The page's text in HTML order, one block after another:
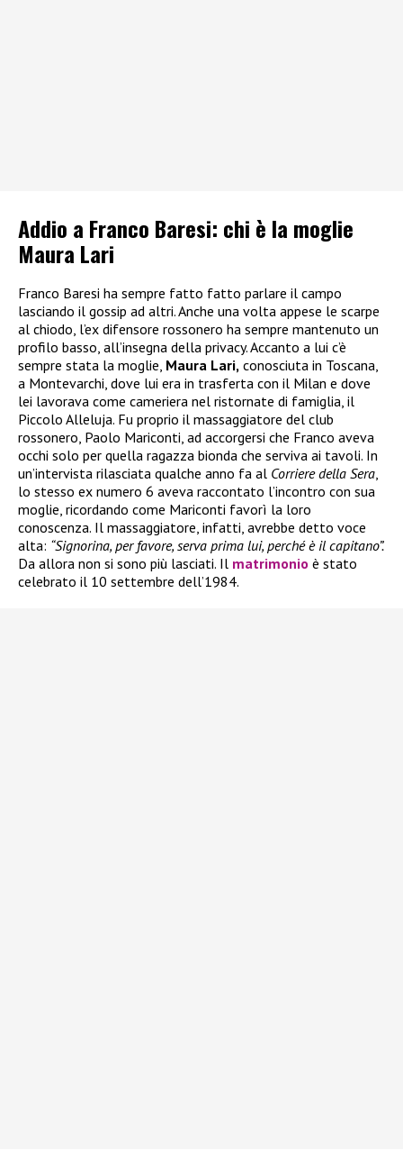
Addio a Franco Baresi: chi è la moglie
Maura Lari
Franco Baresi ha sempre fatto fatto parlare il campo
lasciando il gossip ad altri. Anche una volta appese le scarpe
al chiodo, l’ex difensore rossonero ha sempre mantenuto un
profilo basso, all’insegna della privacy. Accanto a lui c’è
sempre stata la moglie, Maura Lari, conosciuta in Toscana,
a Montevarchi, dove lui era in trasferta con il Milan e dove
lei lavorava come cameriera nel ristornate di famiglia, il
Piccolo Alleluja. Fu proprio il massaggiatore del club
rossonero, Paolo Mariconti, ad accorgersi che Franco aveva
occhi solo per quella ragazza bionda che serviva ai tavoli. In
un’intervista rilasciata qualche anno fa al Corriere della Sera
lo stesso ex numero 6 aveva raccontato l’incontro con sua
moglie, ricordando come Mariconti favorì la loro
conoscenza. Il massaggiatore, infatti, avrebbe detto voce
alta: “Signorina, per favore, serva prima lui, perché è il capitano”.
Da allora non si sono più lasciati. Il matrimonio è stato
celebrato il 10 settembre dell’1984.